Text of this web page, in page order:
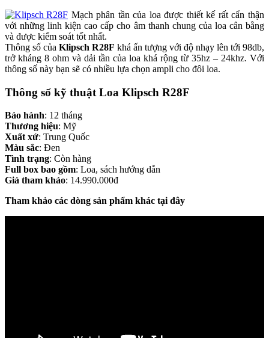
Mạch phân tần của loa được thiết kế rất cẩn thận
với những linh kiện cao cấp cho âm thanh chung của loa cân bằng
và được kiểm soát tốt nhất.
Thông số của Klipsch R28F khá ấn tượng với độ nhạy lên tới 98db,
trở kháng 8 ohm và dải tần của loa khá rộng từ 35hz – 24khz. Với
thông số này bạn sẽ có nhiều lựa chọn ampli cho đôi loa.
Thông số kỹ thuật Loa Klipsch R28F
Bảo hành: 12 tháng
Thương hiệu: Mỹ
Xuất xứ: Trung Quốc
Màu sắc: Đen
Tình trạng: Còn hàng
Full box bao gồm: Loa, sách hướng dẫn
Giá tham khảo: 14.990.000đ
Tham khảo các dòng sản phẩm khác tại đây